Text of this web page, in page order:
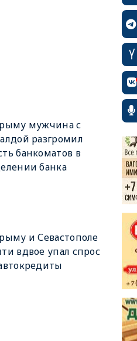
мужчина с
разгромил
банкоматов в
банка
и Севастополе
вдвое упал спрос